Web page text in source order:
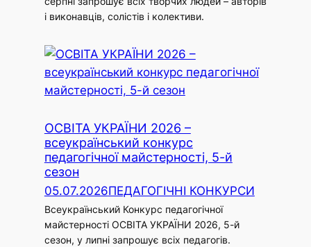
і виконавців, солістів і колективи.
ОСВІТА УКРАЇНИ 2026 –
всеукраїнський конкурс
педагогічної майстерності, 5-й
сезон
05.07.2026ПЕДАГОГІЧНІ КОНКУРСИ
Всеукраїнський Конкурс педагогічної
майстерності ОСВІТА УКРАЇНИ 2026, 5-й
сезон, у липні запрошує всіх педагогів.